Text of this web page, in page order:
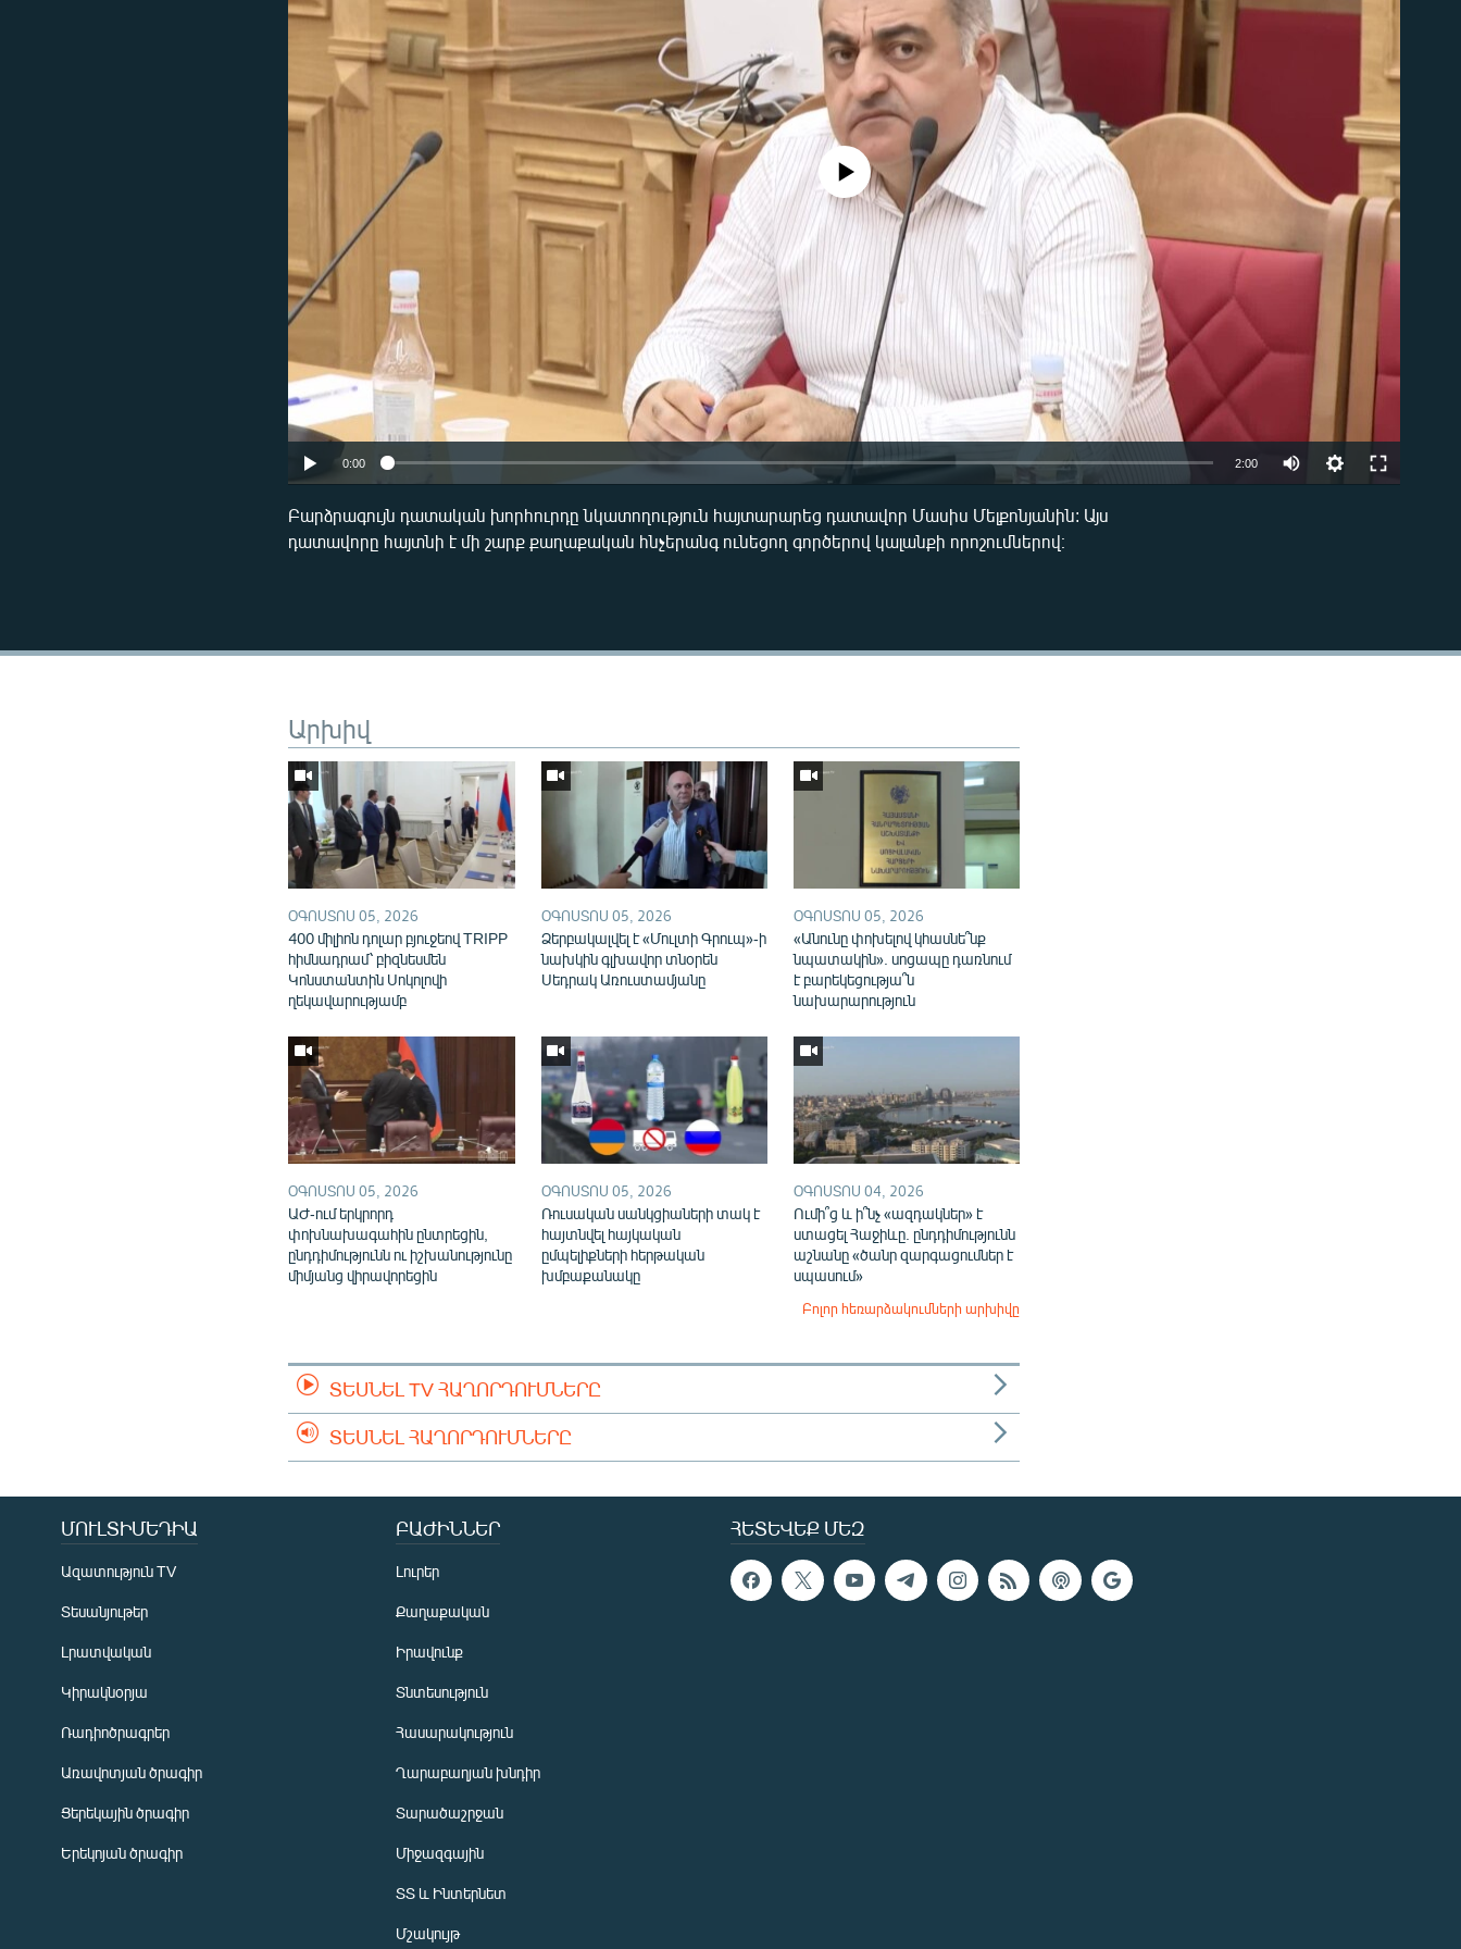
240p 360p
1080p
No media source currently available
0:00 2:00
1080p
Բարձրագույն դատական խորհուրդը նկատողություն հայտարարեց դատավոր Մասիս Մելքոնյանին: Այս
դատավորը հայտնի է մի շարք քաղաքական հնչերանգ ունեցող գործերով կալանքի որոշումներով։
Արխիվ
ՕԳՈՍՏՈՍ 05, 2026
400 միլիոն դոլար բյուջեով TRIPP
հիմնադրամ՝ բիզնեսմեն
Կոնստանտին Սոկոլովի
ղեկավարությամբ
ՕԳՈՍՏՈՍ 05, 2026
Ձերբակալվել է «Մուլտի Գրուպ»-ի
նախկին գլխավոր տնօրեն
Սեդրակ Առուստամյանը
ՕԳՈՍՏՈՍ 05, 2026
«Անունը փոխելով կհասնե՞նք
նպատակին». սոցապը դառնում
է բարեկեցությա՞ն
նախարարություն
ՕԳՈՍՏՈՍ 05, 2026
ԱԺ-ում երկրորդ
փոխնախագահին ընտրեցին,
ընդդիմությունն ու իշխանությունը
միմյանց վիրավորեցին
ՕԳՈՍՏՈՍ 05, 2026
Ռուսական սանկցիաների տակ է
հայտնվել հայկական
ըմպելիքների հերթական
խմբաքանակը
ՕԳՈՍՏՈՍ 04, 2026
Ումի՞ց և ի՞նչ «ազդակներ» է
ստացել Հաջիևը. ընդդիմությունն
աշնանը «ծանր զարգացումներ է
սպասում»
Բոլոր հեռարձակումների արխիվը
ՏԵՍՆԵԼ TV ՀԱՂՈՐԴՈՒՄՆԵՐԸ
ՏԵՍՆԵԼ ՀԱՂՈՐԴՈՒՄՆԵՐԸ
ՀԵՏԵՎԵՔ ՄԵԶ
ՄՈՒԼՏԻՄԵԴԻԱ
Ազատություն TV
Տեսանյութեր
Լրատվական
Կիրակնօրյա
Ռադիոծրագրեր
Առավոտյան ծրագիր
Ցերեկային ծրագիր
Երեկոյան ծրագիր
ԲԱԺԻՆՆԵՐ
Լուրեր
Քաղաքական
Իրավունք
Տնտեսություն
Հասարակություն
Ղարաբաղյան խնդիր
Տարածաշրջան
Միջազգային
ՏՏ և Ինտերնետ
Մշակույթ